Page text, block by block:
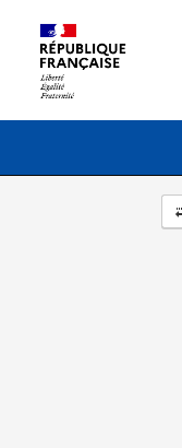
Menu principal